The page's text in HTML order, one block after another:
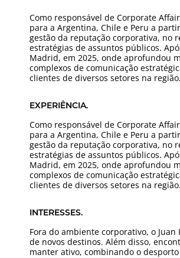
Como responsável de Corporate
para a Argentina, Chile e Peru a
gestão da reputação corporativa, no
estratégias de assuntos públicos.
Madrid, em 2025, onde aprofundou
complexos de comunicação
clientes de diversos setores na região.
EXPERIÊNCIA.
Como responsável de Corporate
para a Argentina, Chile e Peru a
gestão da reputação corporativa, no
estratégias de assuntos públicos.
Madrid, em 2025, onde aprofundou
complexos de comunicação
clientes de diversos setores na região.
INTERESSES.
Fora do ambiente corporativo, o
de novos destinos. Além disso,
manter ativo, combinando o